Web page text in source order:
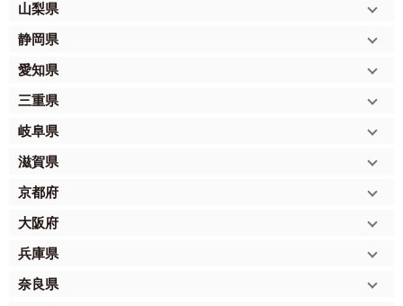
山梨県
静岡県
愛知県
三重県
岐阜県
滋賀県
京都府
大阪府
兵庫県
奈良県